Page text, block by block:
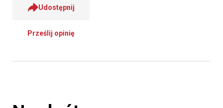
Udostępnij
Prześlij opinię